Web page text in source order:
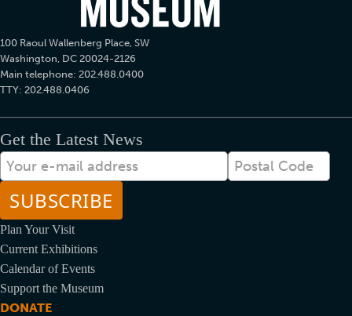
100 Raoul Wallenberg Place, SW
Washington, DC 20024-2126
Main telephone: 202.488.0400
TTY: 202.488.0406
Get the Latest News
メ
ー
ル
Postal
Code
Plan Your Visit
Current Exhibitions
Calendar of Events
Support the Museum
DONATE